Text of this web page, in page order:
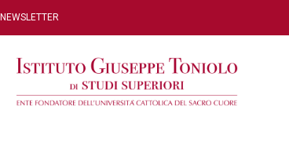
NEWSLETTER